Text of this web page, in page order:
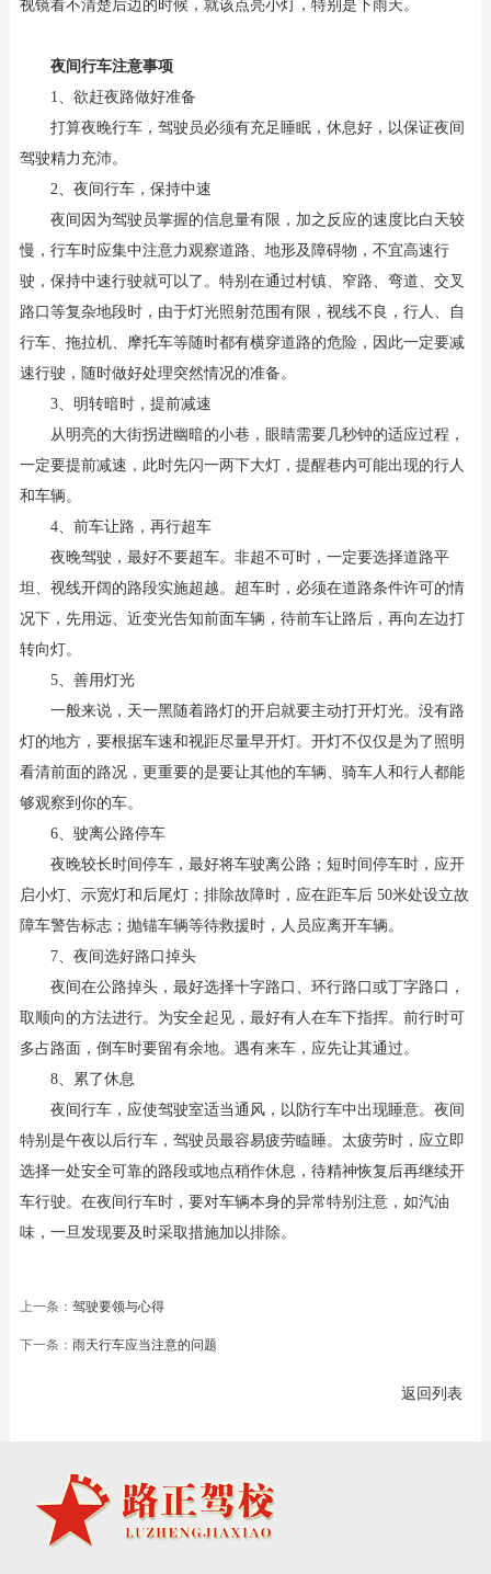
视镜看不清楚后边的时候，就该点亮小灯，特别是下雨天。
夜间行车注意事项
1、 欲赶夜路做好准备
打算夜晚行车，驾驶员必须有充足睡眠，休息好，以保证夜间
驾驶精力充沛。
2、 夜间行车，保持中速
夜间因为驾驶员掌握的信息量有限，加之反应的速度比白天较
慢，行车时应集中注意力观察道路、地形及障碍物，不宜高速行
驶，保持中速行驶就可以了。特别在通过村镇、窄路、弯道、交叉
路口等复杂地段时，由于灯光照射范围有限，视线不良，行人、自
行车、拖拉机、摩托车等随时都有横穿道路的危险，因此一定要减
速行驶，随时做好处理突然情况的准备。
3、 明转暗时，提前减速
从明亮的大街拐进幽暗的小巷，眼睛需要几秒钟的适应过程，
一定要提前减速，此时先闪一两下大灯，提醒巷内可能出现的行人
和车辆。
4、 前车让路，再行超车
夜晚驾驶，最好不要超车。非超不可时，一定要选择道路平
坦、视线开阔的路段实施超越。超车时，必须在道路条件许可的情
况下，先用远、近变光告知前面车辆，待前车让路后，再向左边打
转向灯。
5、 善用灯光
一般来说，天一黑随着路灯的开启就要主动打开灯光。没有路
灯的地方，要根据车速和视距尽量早开灯。开灯不仅仅是为了照明
看清前面的路况，更重要的是要让其他的车辆、骑车人和行人都能
够观察到你的车。
6、 驶离公路停车
夜晚较长时间停车，最好将车驶离公路；短时间停车时，应开
启小灯、示宽灯和后尾灯；排除故障时，应在距车后 50米处设立故
障车警告标志；抛锚车辆等待救援时，人员应离开车辆。
7、 夜间选好路口掉头
夜间在公路掉头，最好选择十字路口、环行路口或丁字路口，
取顺向的方法进行。为安全起见，最好有人在车下指挥。前行时可
多占路面，倒车时要留有余地。遇有来车，应先让其通过。
8、
累了休息
夜间行车，应使驾驶室适当通风，以防行车中出现睡意。夜间
特别是午夜以后行车，驾驶员最容易疲劳瞌睡。太疲劳时，应立即
选择一处安全可靠的路段或地点稍作休息，待精神恢复后再继续开
车行驶。在夜间行车时，要对车辆本身的异常特别注意，如汽油
味，一旦发现要及时采取措施加以排除。
上一条： 驾驶要领与心得
下一条： 雨天行车应当注意的问题
返回列表